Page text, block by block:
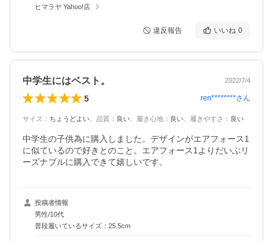
ヒマラヤ Yahoo!店
違反報告 いいね 0
中学生にはベスト。 2022/7/4
5 ren********さん
サイズ ： ちょうどよい 品質 ： 良い 履き心地 ： 良い 履きやすさ ： 良い
中学生の子供為に購入しました。デザインがエアフォース1
に似ているので好きとのこと。エアフォース1よりだいぶリ
ーズナブルに購入できて嬉しいです。
投稿者情報
男性/10代
普段履いているサイズ：25.5cm